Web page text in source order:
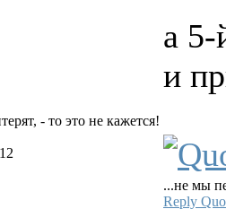
- то это не кажется!
а 5-
и
...не мы
Reply